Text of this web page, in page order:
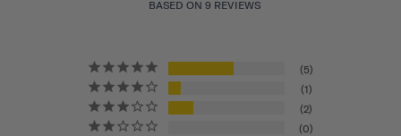
BASED ON 9 REVIEWS
5
1
2
0